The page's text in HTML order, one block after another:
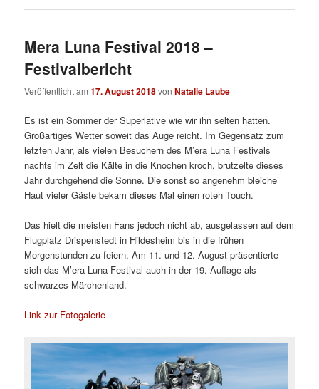
Mera Luna Festival 2018 –
Festivalbericht
Veröffentlicht am17. August 2018vonNatalie Laube
Es ist ein Sommer der Superlative wie wir ihn selten hatten.
Großartiges Wetter soweit das Auge reicht. Im Gegensatz zum
letzten Jahr, als vielen Besuchern des M’era Luna Festivals
nachts im Zelt die Kälte in die Knochen kroch, brutzelte dieses
Jahr durchgehend die Sonne. Die sonst so angenehm bleiche
Haut vieler Gäste bekam dieses Mal einen roten Touch.
Das hielt die meisten Fans jedoch nicht ab, ausgelassen auf dem
Flugplatz Drispenstedt in Hildesheim bis in die frühen
Morgenstunden zu feiern. Am 11. und 12. August präsentierte
sich das M’era Luna Festival auch in der 19. Auflage als
schwarzes Märchenland.
Link zur Fotogalerie